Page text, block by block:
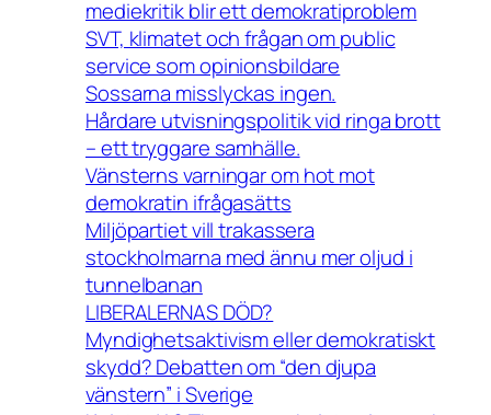
mediekritik blir ett demokratiproblem
SVT, klimatet och frågan om public
service som opinionsbildare
Sossarna misslyckas ingen.
Hårdare utvisningspolitik vid ringa brott
– ett tryggare samhälle.
Vänsterns varningar om hot mot
demokratin ifrågasätts
Miljöpartiet vill trakassera
stockholmarna med ännu mer oljud i
tunnelbanan
LIBERALERNAS DÖD?
Myndighetsaktivism eller demokratiskt
skydd? Debatten om “den djupa
vänstern” i Sverige